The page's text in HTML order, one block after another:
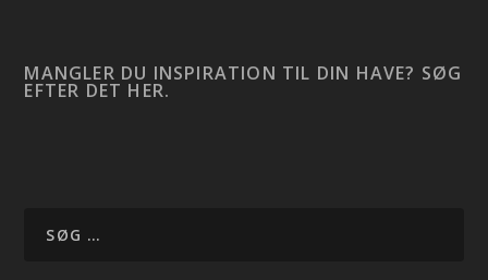
MANGLER DU INSPIRATION TIL DIN HAVE? SØG
EFTER DET HER.